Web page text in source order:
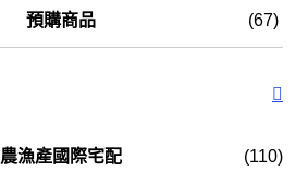
預購商品
(67)
農漁產國際宅配
(110)